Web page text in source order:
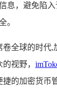
息，避免陷
。
全球的时代,
视野，
捷的加密货币